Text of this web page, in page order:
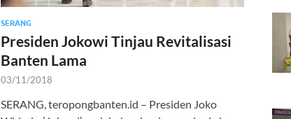
SERANG
Presiden Jokowi Tinjau Revitalisasi
Banten Lama
03/11/2018
SERANG, teropongbanten.id – Presiden Joko